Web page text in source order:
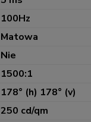
100Hz
Matowa
Nie
1500:1
178° (h) 178° (v)
250 cd/qm